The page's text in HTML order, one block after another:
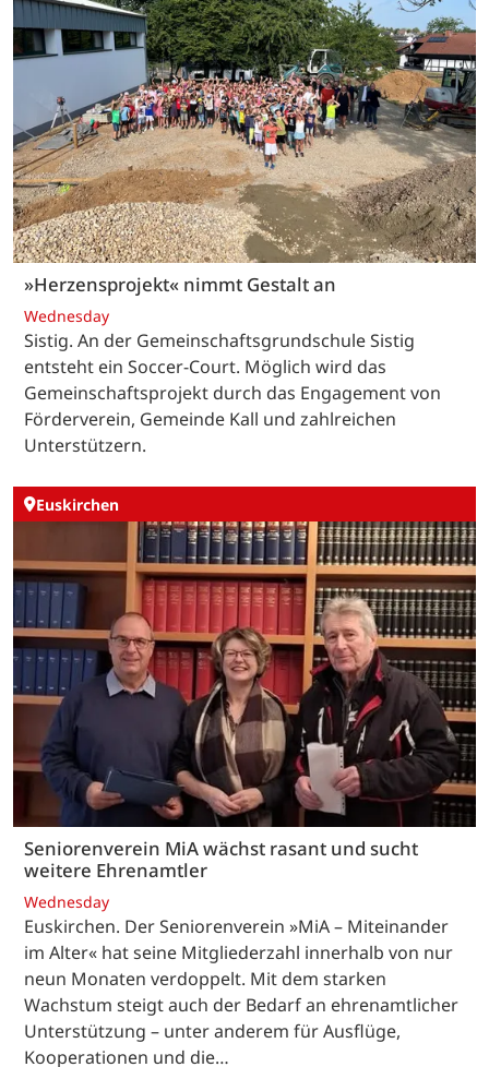
»Herzensprojekt« nimmt Gestalt an
Wednesday
Sistig. An der Gemeinschaftsgrundschule Sistig
entsteht ein Soccer-Court. Möglich wird das
Gemeinschaftsprojekt durch das Engagement von
Förderverein, Gemeinde Kall und zahlreichen
Unterstützern.
Euskirchen
Seniorenverein MiA wächst rasant und sucht
weitere Ehrenamtler
Wednesday
Euskirchen. Der Seniorenverein »MiA – Miteinander
im Alter« hat seine Mitgliederzahl innerhalb von nur
neun Monaten verdoppelt. Mit dem starken
Wachstum steigt auch der Bedarf an ehrenamtlicher
Unterstützung – unter anderem für Ausflüge,
Kooperationen und die…